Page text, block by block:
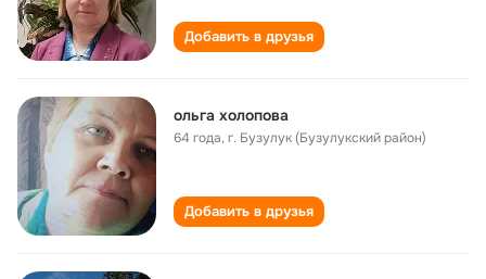
Добавить в друзья
ольга холопова
64 года,г. Бузулук (Бузулукский район)
Добавить в друзья